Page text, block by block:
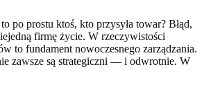
po prostu ktoś, kto przysyła towar? Błąd,
firmę życie. W rzeczywistości
to fundament nowoczesnego zarządzania.
zawsze są strategiczni — i odwrotnie. W